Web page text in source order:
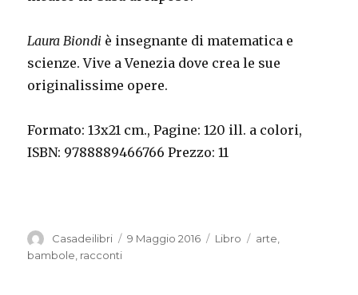
Laura Biondi è insegnante di matematica e
scienze. Vive a Venezia dove crea le sue
originalissime opere.
Formato: 13x21 cm., Pagine: 120 ill. a colori,
ISBN: 9788889466766 Prezzo: 11
Autore
Casadeilibri
Pubblicato
9 Maggio 2016 Categorie
Libro Tag
arte
bambole racconti